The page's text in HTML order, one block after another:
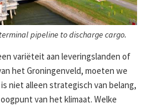
pipeline to discharge cargo.
variëteit aan leveringslanden of
het Groningenveld, moeten we
niet alleen strategisch van belang,
van het klimaat. Welke